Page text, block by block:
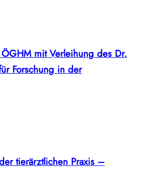
mit Verleihung des Dr.
Forschung in der
tierärztlichen Praxis –